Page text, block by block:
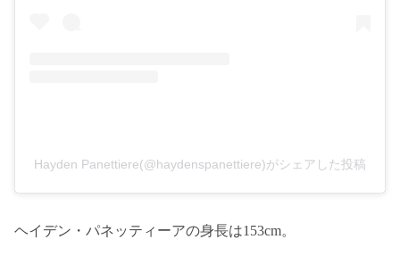
Hayden Panettiere(@haydenspanettiere)がシェアした投稿
ヘイデン・パネッティーアの身長は153cm。